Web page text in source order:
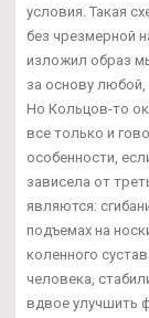
условия. Такая
без чрезмерной
изложил образ
за основу любой,
Но Кольцов-то
все только и
особенности,
зависела от
являются:
подъемах на
коленного
человека,
вдвое улучшить